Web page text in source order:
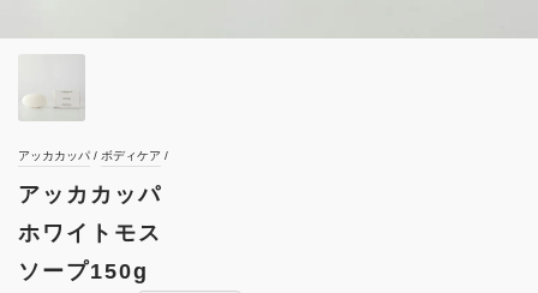
アッカカッパ ボディケア
アッカカッパ
ホワイトモス
ソープ150g